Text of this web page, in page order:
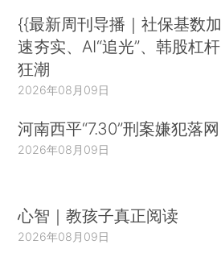
{{最新周刊导播｜社保基数加
速夯实、AI“追光”、韩股杠杆
狂潮
2026年08月09日
河南西平“7.30”刑案嫌犯落网
2026年08月09日
心智｜教孩子真正阅读
2026年08月09日